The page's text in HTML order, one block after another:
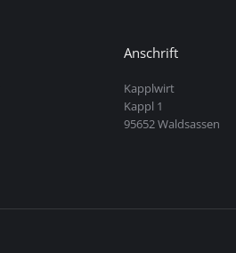
Anschrift
Kapplwirt
Kappl 1
95652 Waldsassen